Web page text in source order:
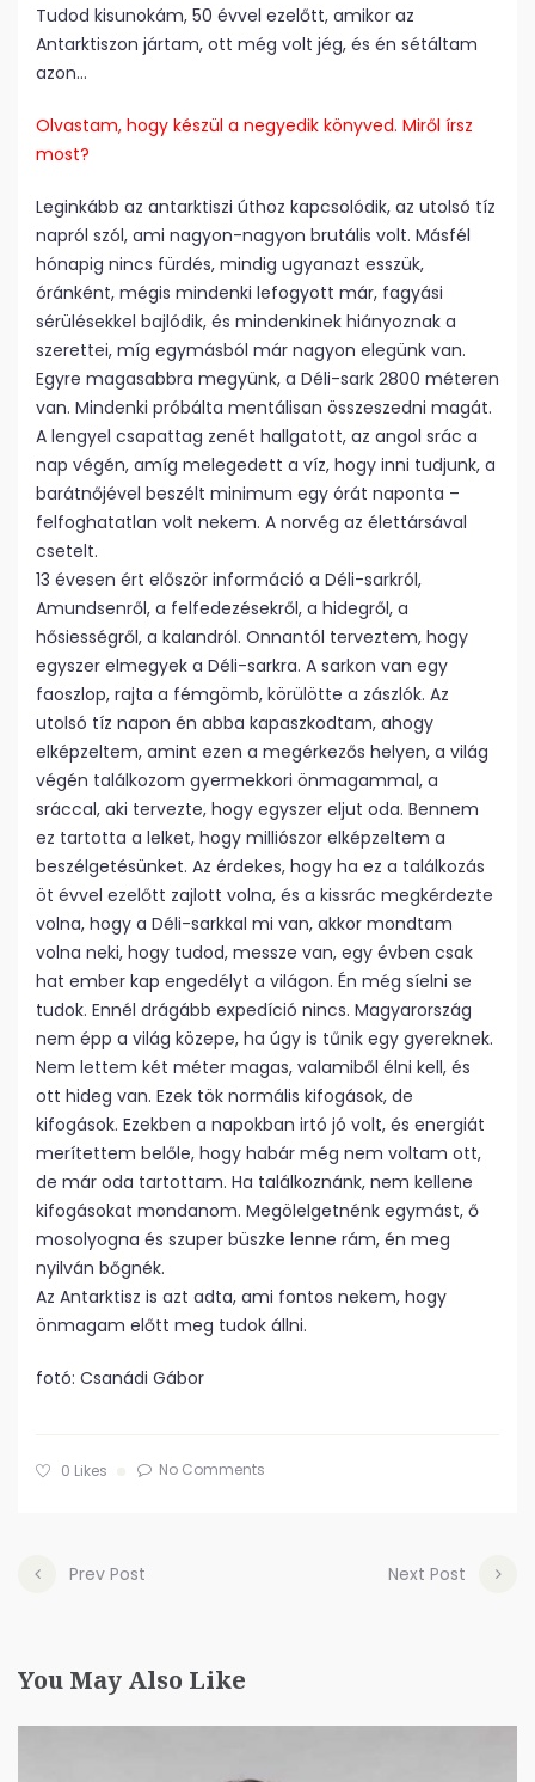
Tudod kisunokám, 50 évvel ezelőtt, amikor az
Antarktiszon jártam, ott még volt jég, és én sétáltam
azon…
Olvastam, hogy készül a negyedik könyved. Miről írsz
most?
Leginkább az antarktiszi úthoz kapcsolódik, az utolsó tíz
napról szól, ami nagyon-nagyon brutális volt. Másfél
hónapig nincs fürdés, mindig ugyanazt esszük,
óránként, mégis mindenki lefogyott már, fagyási
sérülésekkel bajlódik, és mindenkinek hiányoznak a
szerettei, míg egymásból már nagyon elegünk van.
Egyre magasabbra megyünk, a Déli-sark 2800 méteren
van. Mindenki próbálta mentálisan összeszedni magát.
A lengyel csapattag zenét hallgatott, az angol srác a
nap végén, amíg melegedett a víz, hogy inni tudjunk, a
barátnőjével beszélt minimum egy órát naponta –
felfoghatatlan volt nekem. A norvég az élettársával
csetelt.
13 évesen ért először információ a Déli-sarkról,
Amundsenről, a felfedezésekről, a hidegről, a
hősiességről, a kalandról. Onnantól terveztem, hogy
egyszer elmegyek a Déli-sarkra. A sarkon van egy
faoszlop, rajta a fémgömb, körülötte a zászlók. Az
utolsó tíz napon én abba kapaszkodtam, ahogy
elképzeltem, amint ezen a megérkezős helyen, a világ
végén találkozom gyermekkori önmagammal, a
sráccal, aki tervezte, hogy egyszer eljut oda. Bennem
ez tartotta a lelket, hogy milliószor elképzeltem a
beszélgetésünket. Az érdekes, hogy ha ez a találkozás
öt évvel ezelőtt zajlott volna, és a kissrác megkérdezte
volna, hogy a Déli-sarkkal mi van, akkor mondtam
volna neki, hogy tudod, messze van, egy évben csak
hat ember kap engedélyt a világon. Én még síelni se
tudok. Ennél drágább expedíció nincs. Magyarország
nem épp a világ közepe, ha úgy is tűnik egy gyereknek.
Nem lettem két méter magas, valamiből élni kell, és
ott hideg van. Ezek tök normális kifogások, de
kifogások. Ezekben a napokban irtó jó volt, és energiát
merítettem belőle, hogy habár még nem voltam ott,
de már oda tartottam. Ha találkoznánk, nem kellene
kifogásokat mondanom. Megölelgetnénk egymást, ő
mosolyogna és szuper büszke lenne rám, én meg
nyilván bőgnék.
Az Antarktisz is azt adta, ami fontos nekem, hogy
önmagam előtt meg tudok állni.
fotó: Csanádi Gábor
0 Likes No Comments
Prev Post Next Post
You May Also Like